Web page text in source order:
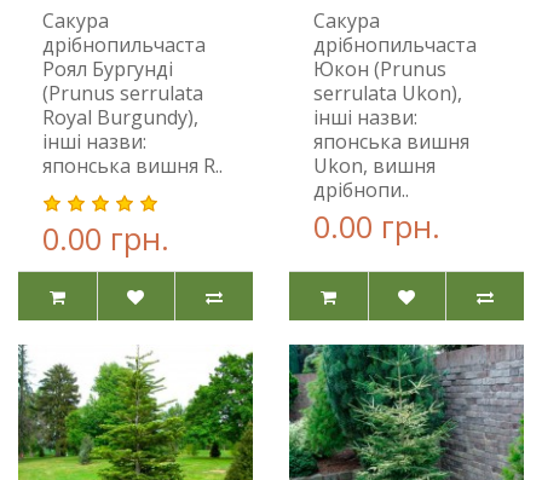
Сакура
дрібнопильчаста
Роял Бургунді
(Prunus serrulata
Royal Вurgundy),
інші назви:
японська вишня R..
0.00 грн.
Сакура
дрібнопильчаста
Юкон (Prunus
serrulata Ukon),
інші назви:
японська вишня
Ukon, вишня
дрібнопи..
0.00 грн.